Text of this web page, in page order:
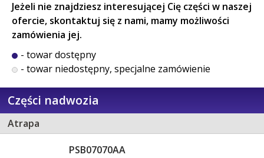
Jeżeli nie znajdziesz interesującej Cię części w naszej
ofercie, skontaktuj się z nami, mamy możliwości
zamówienia jej.
- towar dostępny
- towar niedostępny, specjalne zamówienie
Części nadwozia
Atrapa
PSB07070AA